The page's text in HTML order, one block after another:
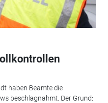
haben Beamte die
beschlagnahmt. Der Grund: